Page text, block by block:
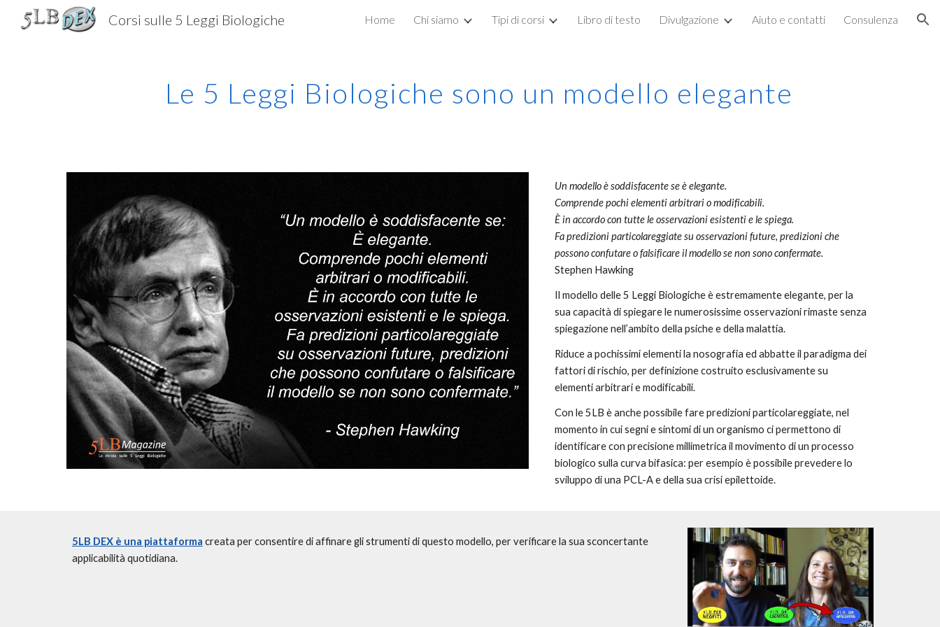
Skip to main content Skip to navigation
Corsi sulle 5 Leggi Biologiche Home Chi siamo Tipi di corsi Libro di testo Divulgazione Aiuto e contatti Consulenza
Le 5 Leggi Biologiche sono un modello elegante
Un modello è soddisfacente se è elegante.
Comprende pochi elementi arbitrari o modificabili.
È in accordo con tutte le osservazioni esistenti e le spiega.
Fa predizioni particolareggiate su osservazioni future, predizioni che
possono confutare o falsificare il modello se non sono confermate.
Stephen Hawking
Il modello delle 5 Leggi Biologiche è estremamente elegante, per la
sua capacità di spiegare le numerosissime osservazioni rimaste senza
spiegazione nell’ambito della psiche e della malattia.
Riduce a pochissimi elementi la nosografia ed abbatte il paradigma dei
fattori di rischio, per definizione costruito esclusivamente su
elementi arbitrari e modificabili.
Con le 5LB è anche possibile fare predizioni particolareggiate, nel
momento in cui segni e sintomi di un organismo ci permettono di
identificare con precisione millimetrica il movimento di un processo
biologico sulla curva bifasica: per esempio è possibile prevedere lo
sviluppo di una PCL-A e della sua crisi epilettoide.
5LB DEX è una piattaforma creata per consentire di affinare gli strumenti di questo modello, per verificare la sua sconcertante
applicabilità quotidiana.